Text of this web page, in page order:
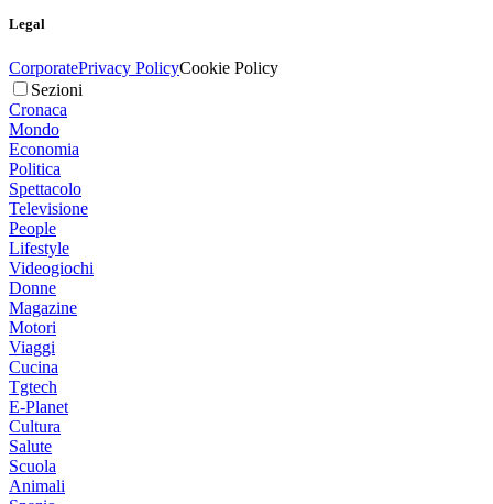
Legal
CorporatePrivacy PolicyCookie Policy
Sezioni
Cronaca
Mondo
Economia
Politica
Spettacolo
Televisione
People
Lifestyle
Videogiochi
Donne
Magazine
Motori
Viaggi
Cucina
Tgtech
E-Planet
Cultura
Salute
Scuola
Animali